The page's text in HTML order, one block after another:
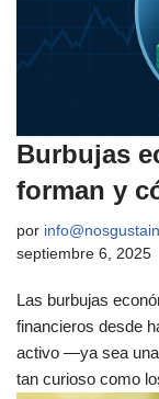
Burbujas
forman y
por
septiembre 6, 2025
Las burbujas
financieros desde
activo —ya sea una
tan curioso como